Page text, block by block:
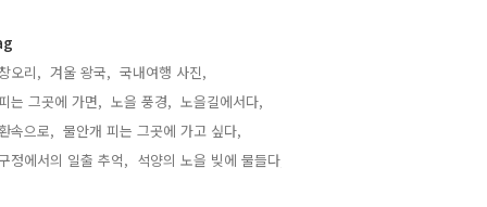
오리, 겨울 왕국, 국내여행 사진,
는 그곳에 가면, 노을 풍경, 노을길에서다,
속으로, 물안개 피는 그곳에 가고 싶다,
정에서의 일출 추억, 석양의 노을 빚에 물들다,